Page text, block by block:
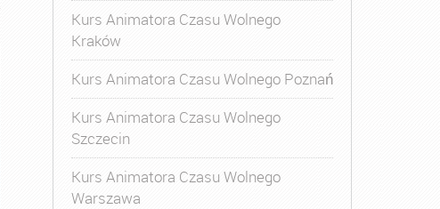
Kurs Animatora Czasu Wolnego,Kurs Animatora Czasu
Kurs Animatora Czasu Wolnego
Kraków
Kurs Animatora Czasu Wolnego Poznań
Kurs Animatora Czasu Wolnego
Szczecin
Kurs Animatora Czasu Wolnego
Warszawa